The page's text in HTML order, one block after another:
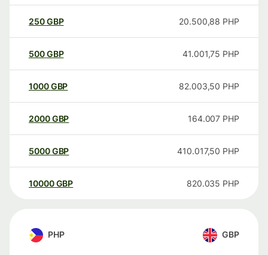
250GBP 20.500,88 PHP
500GBP 41.001,75 PHP
1000GBP 82.003,50 PHP
2000GBP 164.007 PHP
5000GBP 410.017,50 PHP
10000 GBP 820.035 PHP
PHP GBP